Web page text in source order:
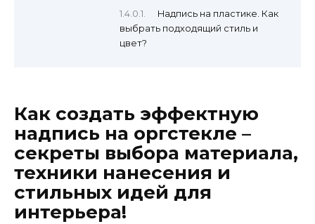
Надпись на пластике. Как
выбрать подходящий стиль и
цвет?
Как создать эффектную
надпись на оргстекле –
секреты выбора материала,
техники нанесения и
стильных идей для
интерьера!